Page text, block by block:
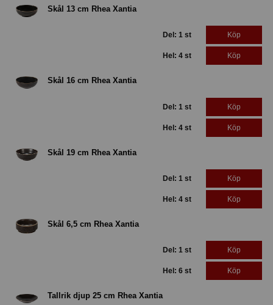
Skål 13 cm Rhea Xantia
Del: 1 st Köp
Hel: 4 st Köp
Skål 16 cm Rhea Xantia
Del: 1 st Köp
Hel: 4 st Köp
Skål 19 cm Rhea Xantia
Del: 1 st Köp
Hel: 4 st Köp
Skål 6,5 cm Rhea Xantia
Del: 1 st Köp
Hel: 6 st Köp
Tallrik djup 25 cm Rhea Xantia